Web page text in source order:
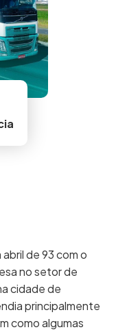
de 93 com o
no setor de
cidade de
principalmente
como algumas